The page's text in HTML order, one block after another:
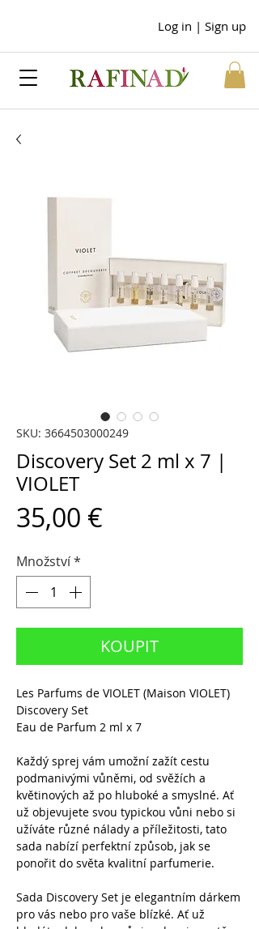
Log in | Sign up
SKU: 3664503000249
Discovery Set 2 ml x 7 |
VIOLET
35,00 €
Množství*
KOUPIT
Les Parfums de VIOLET (Maison VIOLET)
Discovery Set
Eau de Parfum 2 ml x 7
Každý sprej vám umožní zažít cestu
podmanivými vůněmi, od svěžích a
květinových až po hluboké a smyslné. Ať
už objevujete svou typickou vůni nebo si
užíváte různé nálady a příležitosti, tato
sada nabízí perfektní způsob, jak se
ponořit do světa kvalitní parfumerie.
Sada Discovery Set je elegantním dárkem
pro vás nebo pro vaše blízké. Ať už